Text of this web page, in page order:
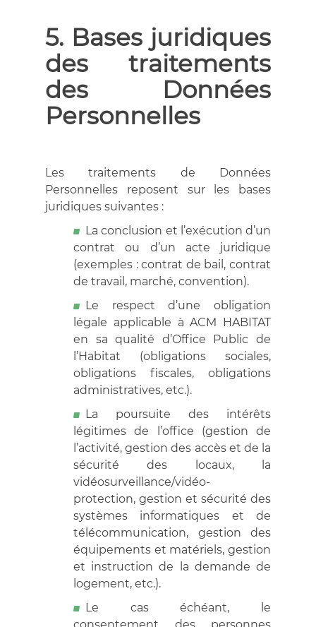
5. Bases juridiques
des traitements
des Données
Personnelles
Les traitements de Données
Personnelles reposent sur les bases
juridiques suivantes :
La conclusion et l’exécution d’un
contrat ou d’un acte juridique
(exemples : contrat de bail, contrat
de travail, marché, convention).
Le respect d’une obligation
légale applicable à ACM HABITAT
en sa qualité d’Office Public de
l’Habitat (obligations sociales,
obligations fiscales, obligations
administratives, etc.).
La poursuite des intérêts
légitimes de l’office (gestion de
l’activité, gestion des accès et de la
sécurité des locaux, la
vidéosurveillance/vidéo-
protection, gestion et sécurité des
systèmes informatiques et de
télécommunication, gestion des
équipements et matériels, gestion
et instruction de la demande de
logement, etc.).
Le cas échéant, le